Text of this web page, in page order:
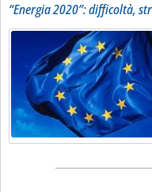
“Energia 2020”: difficoltà,